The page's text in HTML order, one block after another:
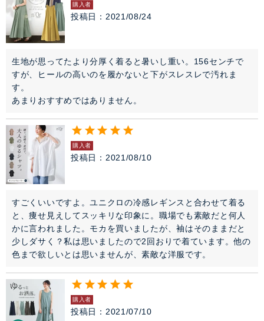
購入者
投稿日 2021/08/24
生地が思ってたより分厚く着ると暑いし重い。156センチで
すが、ヒールの高いのを履かないと下がスレスレで汚れま
す。
あまりおすすめではありません。
購入者
投稿日 2021/08/10
すごくいいですよ。ユニクロの冷感レギンスと合わせて着る
と、痩せ見えしてスッキリな印象に。職場でも素敵だと何人
かに言われました。モカを買いましたが、袖はそのままだと
少しダサく？私は思いましたので2回おりで着ています。他の
色まで欲しいとは思いませんが、素敵な洋服です。
購入者
投稿日 2021/07/10